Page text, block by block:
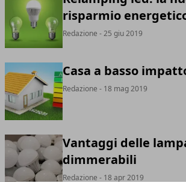
risparmio
Redazione - 25 giu 2019
Casa a basso
Redazione - 18 mag 2019
Vantaggi delle
dimmerabili
Redazione - 18 apr 2019